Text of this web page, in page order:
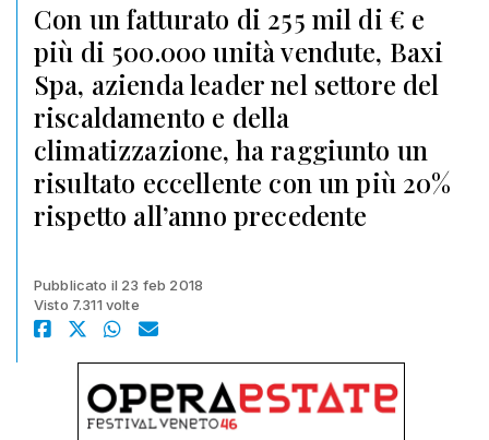
Con un fatturato di 255 mil di € e
più di 500.000 unità vendute, Baxi
Spa, azienda leader nel settore del
riscaldamento e della
climatizzazione, ha raggiunto un
risultato eccellente con un più 20%
rispetto all’anno precedente
Pubblicato il 23 feb 2018
Visto 7.311 volte